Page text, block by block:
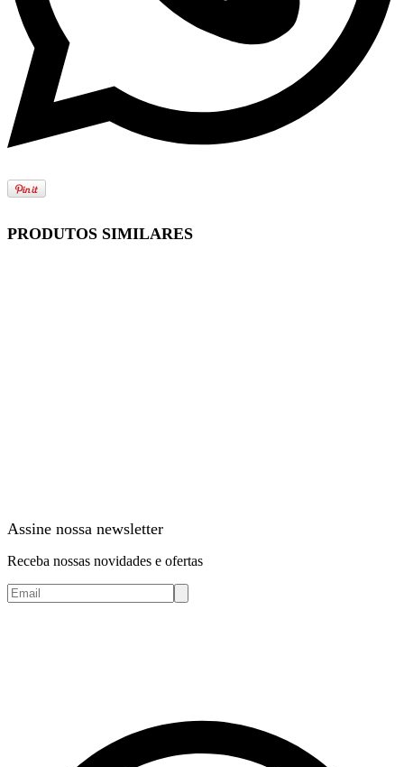
PRODUTOS SIMILARES
Assine nossa newsletter
Receba nossas novidades e ofertas